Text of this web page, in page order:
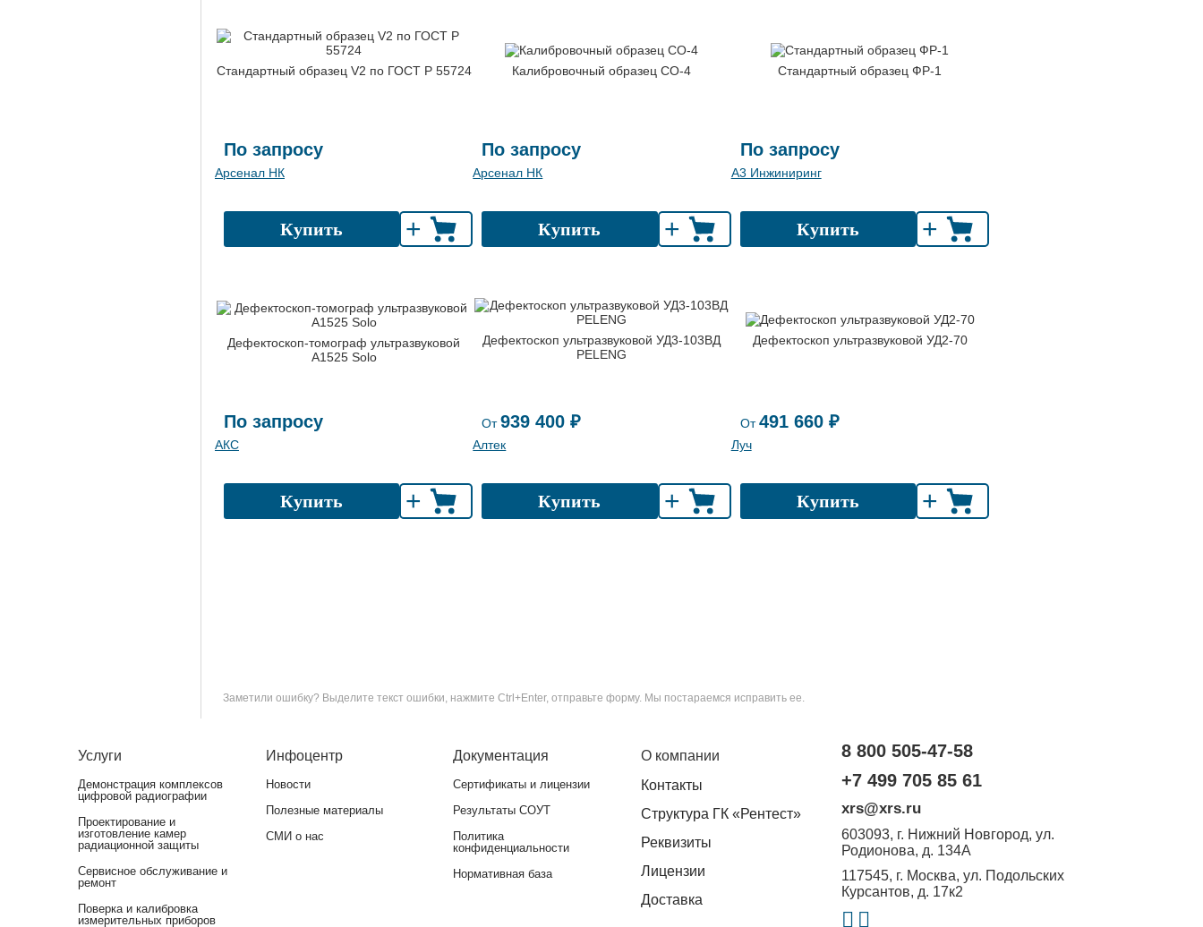
Стандартный образец V2 по ГОСТ Р 55724
По запросу
Арсенал НК
Купить +
Калибровочный образец СО-4
По запросу
Арсенал НК
Купить +
Стандартный образец ФР-1
По запросу
А3 Инжиниринг
Купить +
Дефектоскоп-томограф ультразвуковой
A1525 Solo
По запросу
АКС
Купить +
Дефектоскоп ультразвуковой УД3-103ВД
PELENG
От939 400 ₽
Алтек
Купить +
Дефектоскоп ультразвуковой УД2-70
От491 660 ₽
Луч
Купить +
Заметили ошибку? Выделите текст ошибки, нажмите Ctrl+Enter, отправьте форму. Мы постараемся исправить ее.
Услуги
Демонстрация комплексов
цифровой радиографии
Проектирование и
изготовление камер
радиационной защиты
Сервисное обслуживание и
ремонт
Поверка и калибровка
измерительных приборов
Инфоцентр
Новости
Полезные материалы
СМИ о нас
Документация
Сертификаты и лицензии
Результаты СОУТ
Политика
конфиденциальности
Нормативная база
О компании
Контакты
Структура ГК «Рентест»
Реквизиты
Лицензии
Доставка
8 800 505-47-58
+7 499 705 85 61
xrs@xrs.ru
603093, г. Нижний Новгород,ул.
Родионова, д. 134А
117545, г. Москва,ул. Подольских
Курсантов, д. 17к2